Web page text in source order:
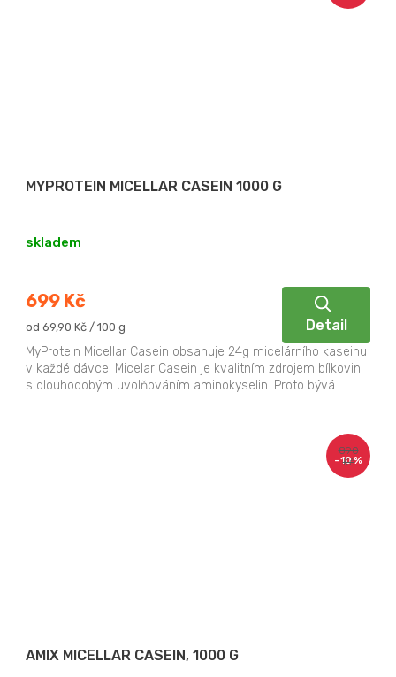
MYPROTEIN MICELLAR CASEIN 1000 G
skladem
699 Kč
Měrná
od 69,90 Kč / 100 g Detail
MyProtein Micellar Casein obsahuje 24g micelárního kaseinu
v každé dávce. Micelar Casein je kvalitním zdrojem bílkovin
s dlouhodobým uvolňováním aminokyselin. Proto bývá...
890
Kč
–10 %
AMIX MICELLAR CASEIN, 1000 G